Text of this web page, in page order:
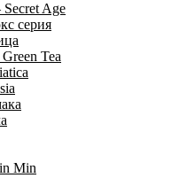
Age
серия
Tea
Min